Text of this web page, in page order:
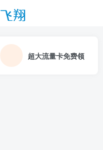
超大流量卡免费领